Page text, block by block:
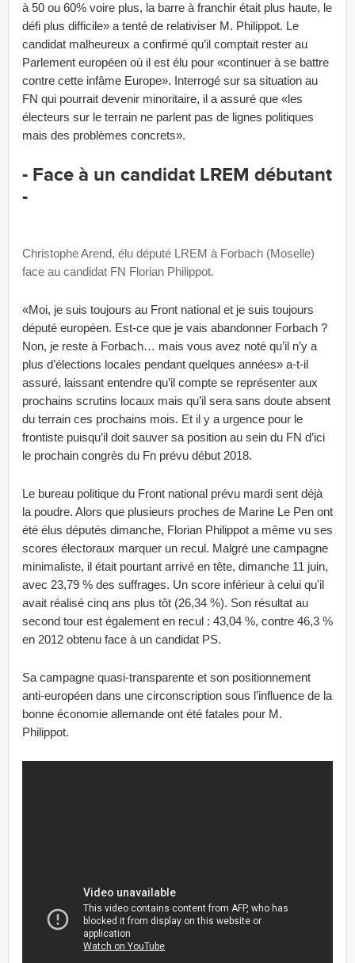
à 50 ou 60% voire plus, la barre à franchir était plus haute, le
défi plus difficile» a tenté de relativiser M. Philippot. Le
candidat malheureux a confirmé qu’il comptait rester au
Parlement européen où il est élu pour «continuer à se battre
contre cette infâme Europe». Interrogé sur sa situation au
FN qui pourrait devenir minoritaire, il a assuré que «les
électeurs sur le terrain ne parlent pas de lignes politiques
mais des problèmes concrets».
- Face à un candidat LREM débutant
-
Christophe Arend, élu député LREM à Forbach (Moselle)
face au candidat FN Florian Philippot.
«Moi, je suis toujours au Front national et je suis toujours
député européen. Est-ce que je vais abandonner Forbach ?
Non, je reste à Forbach… mais vous avez noté qu’il n’y a
plus d’élections locales pendant quelques années» a-t-il
assuré, laissant entendre qu’il compte se représenter aux
prochains scrutins locaux mais qu’il sera sans doute absent
du terrain ces prochains mois. Et il y a urgence pour le
frontiste puisqu’il doit sauver sa position au sein du FN d’ici
le prochain congrès du Fn prévu début 2018.
Le bureau politique du Front national prévu mardi sent déjà
la poudre. Alors que plusieurs proches de Marine Le Pen ont
été élus députés dimanche, Florian Philippot a même vu ses
scores électoraux marquer un recul. Malgré une campagne
minimaliste, il était pourtant arrivé en tête, dimanche 11 juin,
avec 23,79 % des suffrages. Un score inférieur à celui qu'il
avait réalisé cinq ans plus tôt (26,34 %). Son résultat au
second tour est également en recul : 43,04 %, contre 46,3 %
en 2012 obtenu face à un candidat PS.
Sa campagne quasi-transparente et son positionnement
anti-européen dans une circonscription sous l’influence de la
bonne économie allemande ont été fatales pour M.
Philippot.